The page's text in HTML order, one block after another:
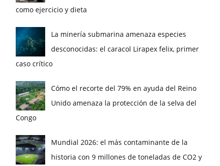
como ejercicio y dieta
La minería submarina amenaza especies
desconocidas: el caracol Lirapex felix, primer
caso crítico
Cómo el recorte del 79% en ayuda del Reino
Unido amenaza la protección de la selva del
Congo
Mundial 2026: el más contaminante de la
historia con 9 millones de toneladas de CO2 y